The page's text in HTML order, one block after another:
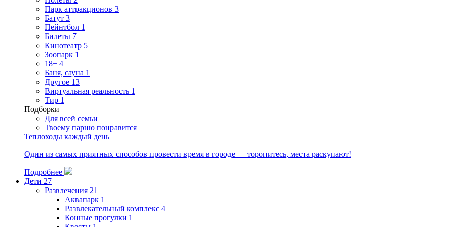
Парк аттракционов 3
Батут 3
Пейнтбол 1
Билеты 7
Кинотеатр 5
Зоопарк 1
18+ 4
Баня, сауна 1
Другое 13
Виртуальная реальность 1
Тир 1
Подборки
Для всей семьи
Твоему парню понравится
Теплоходы каждый день
Один из самых приятных способов провести время в городе — торопитесь, места раскупают!
Подробнее
Дети 27
Развлечения 21
Аквапарк 1
Развлекательный комплекс 4
Конные прогулки 1